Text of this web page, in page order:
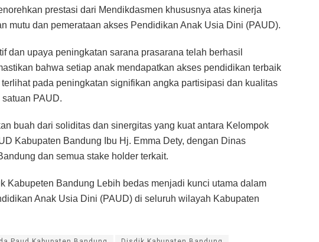
prestasi dari Mendikdasmen khususnya atas kinerja
mutu dan pemerataan akses Pendidikan Anak Usia Dini (PAUD).
dan upaya peningkatan sarana prasarana telah berhasil
bahwa setiap anak mendapatkan akses pendidikan terbaik
pada peningkatan signifikan angka partisipasi dan kualitas
PAUD.
buah dari soliditas dan sinergitas yang kuat antara Kelompok
Kabupaten Bandung Ibu Hj. Emma Dety, dengan Dinas
dan semua stake holder terkait.
Kabupeten Bandung Lebih bedas menjadi kunci utama dalam
Anak Usia Dini (PAUD) di seluruh wilayah Kabupaten